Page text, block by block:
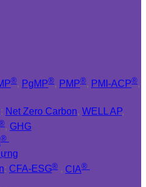
®, PgMP®, PMP®, PMI-ACP®,
: Net Zero Carbon, WELL AP,
, GHG
®
: CFA-ESG® , CIA®